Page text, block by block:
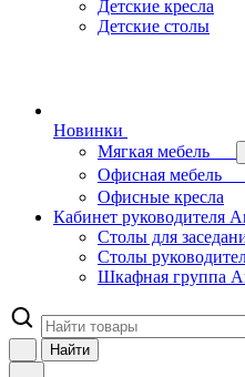
Детские кресла
Детские столы
Новинки
Мягкая мебель
Офисная мебель
Офисные кресла
Кабинет руководителя
Столы для
Столы
Шкафная группа
Найти